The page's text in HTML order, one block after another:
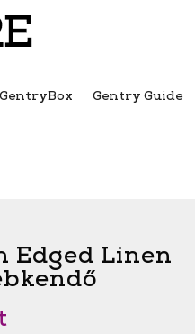
GentryBox Gentry Guide
Edged Linen